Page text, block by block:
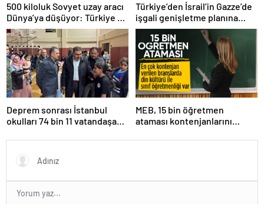
500 kiloluk Sovyet uzay aracı
Dünya’ya düşüyor: Türkiye de
risk altında
Türkiye’den İsrail’in Gazze’de
işgali genişletme planına
tepki
Deprem sonrası İstanbul
okulları 74 bin 11 vatandaşa
MEB, 15 bin öğretmen
ataması kontenjanlarını